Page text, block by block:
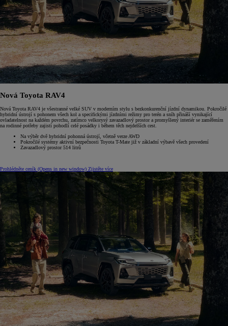
Nová Toyota RAV4
Nová Toyota RAV4 je všestranné velké SUV v moderním stylu s bezkonkurenční jízdní dynamikou. Pokročilé
hybridní ústrojí s pohonem všech kol a specifickými jízdními režimy pro terén a sníh přináší vynikající
ovladatelnost na každém povrchu, zatímco velkorysý zavazadlový prostor a promyšlený interiér se zaměřením
na rodinné potřeby zajistí pohodlí celé posádky i během těch nejdelších cest.
Na výběr dvě hybridní pohonná ústrojí, včetně verze AWD
Pokročilé systémy aktivní bezpečnosti Toyota T-Mate již v základní výbavě všech provedení
Zavazadlový prostor 514 litrů
Prohlédněte ceník (Opens in new window) Zjistěte více